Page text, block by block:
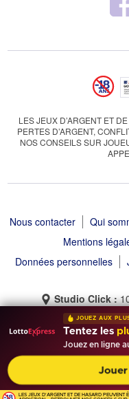
LES JEUX D’ARGENT ET
PERTES D’ARGENT,
NOS CONSEILS SUR
Nous contacter Qui
Mentions
Données personnelles
Studio Click :
Tirage Gagnant ©
JOUEZ AUX
Tentez les
Jouez en ligne
LES JEUX D'ARGENT ET DE HASARD PEUVENT